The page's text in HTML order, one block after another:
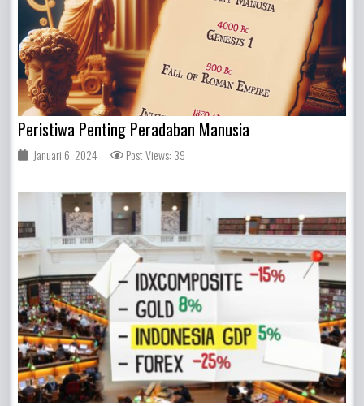
Peristiwa Penting Peradaban Manusia
Januari 6, 2024 Post Views: 39